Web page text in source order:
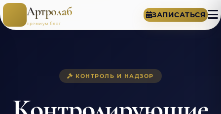
Артролаб
премиум блог
ЗАПИСАТЬСЯ
КОНТРОЛЬ И НАДЗОР